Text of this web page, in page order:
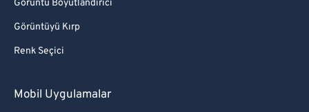
Görüntü Boyutlandırıcı
Görüntüyü Kırp
Renk Seçici
Mobil Uygulamalar